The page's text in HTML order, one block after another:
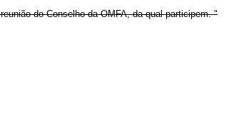
do Conselho da OMFA, da qual participem. "